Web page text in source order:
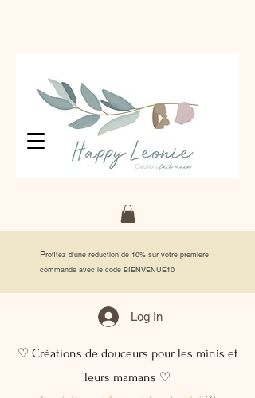
Profitez d'une réduction de 10% sur votre première
commande avec le code BIENVENUE10
Log In
♡ Créations de douceurs pour les minis et
leurs mamans ♡